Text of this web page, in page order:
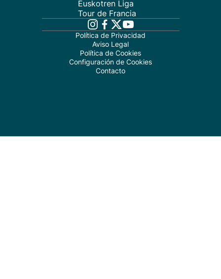
Euskotren Liga
Tour de Francia
Política de Privacidad
Aviso Legal
Política de Cookies
Configuración de Cookies
Contacto